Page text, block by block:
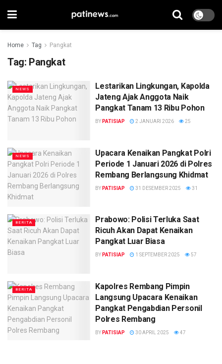
Home Tag Pangkat
Tag: Pangkat
NEWS
Lestarikan Lingkungan, Kapolda
Jateng Ajak Anggota Naik
Pangkat Tanam 13 Ribu Pohon
BY PATISIAP 2 JANUARI 2026 25
NEWS
Upacara Kenaikan Pangkat Polri
Periode 1 Januari 2026 di Polres
Rembang Berlangsung Khidmat
BY PATISIAP 31 DESEMBER 2025 31
BERITA
Prabowo: Polisi Terluka Saat
Ricuh Akan Dapat Kenaikan
Pangkat Luar Biasa
BY PATISIAP 1 SEPTEMBER 2025 57
BERITA
Kapolres Rembang Pimpin
Langsung Upacara Kenaikan
Pangkat Pengabdian Personil
Polres Rembang
BY PATISIAP 30 APRIL 2025 47